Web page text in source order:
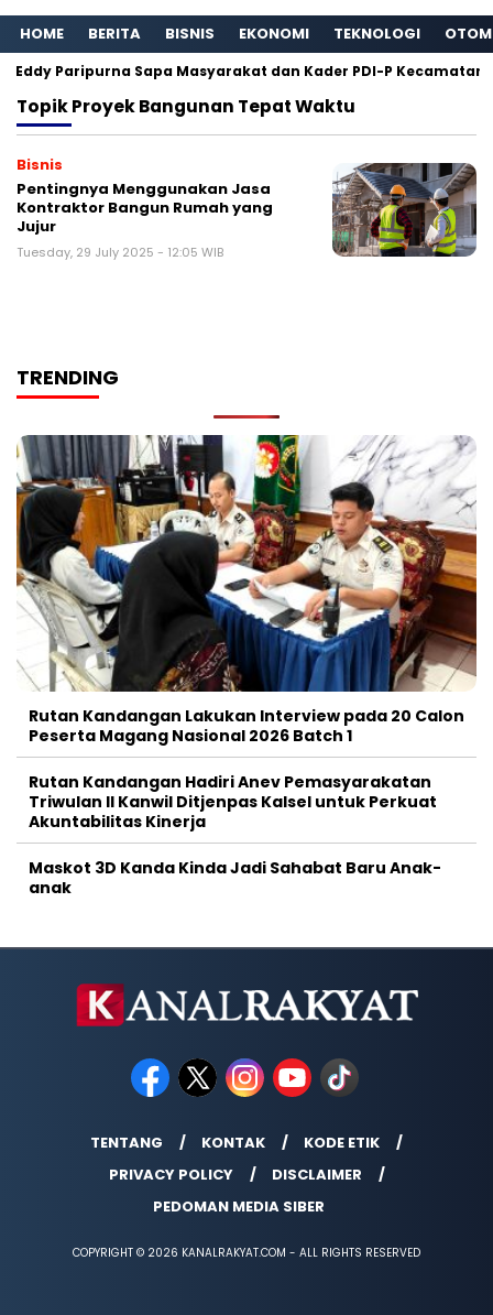
HOME BERITA BISNIS EKONOMI TEKNOLOGI
Eddy Paripurna Sapa Masyarakat dan Kader PDI-P Kecamatan
TopikProyek Bangunan Tepat Waktu
Bisnis
Pentingnya Menggunakan Jasa
Kontraktor Bangun Rumah yang
Jujur
Tuesday, 29 July 2025 - 12:05 WIB
TRENDING
Rutan Kandangan Lakukan Interview pada 20 Calon
Peserta Magang Nasional 2026 Batch 1
Rutan Kandangan Hadiri Anev Pemasyarakatan
Triwulan II Kanwil Ditjenpas Kalsel untuk Perkuat
Akuntabilitas Kinerja
Maskot 3D Kanda Kinda Jadi Sahabat Baru Anak-
anak
TENTANG KONTAK
KODE ETIK
PRIVACY POLICY
DISCLAIMER
PEDOMAN MEDIA SIBER
COPYRIGHT © 2026 KANALRAKYAT.COM - ALL RIGHTS RESERVED